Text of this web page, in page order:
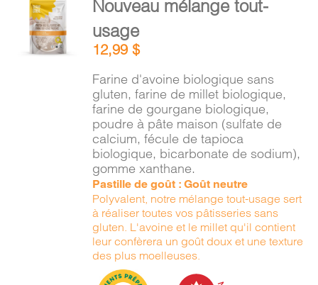
PANIER
AU
PANIER
/
DÉTAILS
Nouveau mélange tout-
usage
12,99$
Farine d'avoine biologique sans
gluten, farine de millet biologique,
farine de gourgane biologique,
poudre à pâte maison (sulfate de
calcium, fécule de tapioca
biologique, bicarbonate de sodium),
gomme xanthane.
Pastille de goût : Goût neutre
Polyvalent, notre mélange tout-usage sert
à réaliser toutes vos pâtisseries sans
gluten. L'avoine et le millet qu'il contient
leur confèrera un goût doux et une texture
des plus moelleuses.